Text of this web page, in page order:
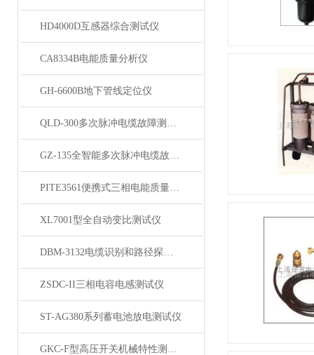
HD4000D互感器综合测试仪
CA8334B电能质量分析仪
GH-6600B地下管线定位仪
QLD-300多次脉冲电缆故障测试仪
GZ-135全智能多次脉冲电缆故障测试仪
PITE3561便携式三相电能质量分析仪
XL7001型全自动变比测试仪
DBM-3132电缆识别和路径探测仪
ZSDC-II三相电容电感测试仪
ST-AG380系列蓄电池放电测试仪
GKC-F型高压开关机械特性测试仪